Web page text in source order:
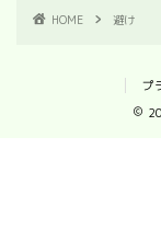
HOME 避け
プ